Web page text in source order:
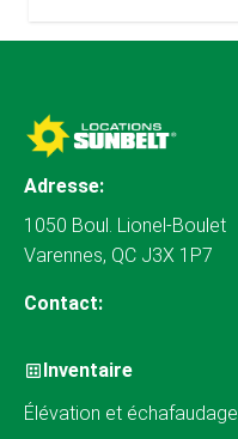
Adresse:
1050 Boul. Lionel-Boulet
Varennes, QC J3X 1P7
Contact:
Inventaire
Élévation et échafaudage